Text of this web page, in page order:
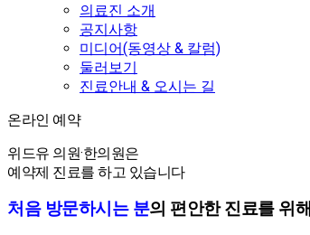
의료진 소개
공지사항
미디어(동영상 & 칼럼)
둘러보기
진료안내 & 오시는 길
온라인 예약
온라인 예약
위드유 의원·한의원은
예약제 진료를 하고 있습니다
처음 방문하시는 분의 편안한 진료를 위해